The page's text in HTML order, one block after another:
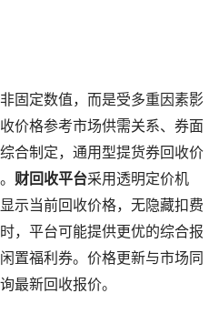
固定数值，而是受多重因素影
价格参考市场供需关系、券面
合制定，通用型提货券回收价
财回收平台采用透明定价机
示当前回收价格，无隐藏扣费
，平台可能提供更优的综合报
置福利券。价格更新与市场同
最新回收报价。